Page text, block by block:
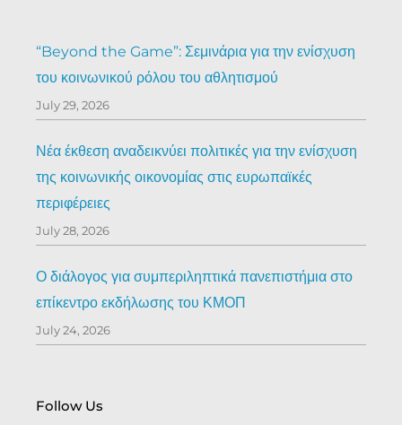
“Beyond the Game”: Σεμινάρια για την ενίσχυση
του κοινωνικού ρόλου του αθλητισμού
July 29, 2026
Νέα έκθεση αναδεικνύει πολιτικές για την ενίσχυση
της κοινωνικής οικονομίας στις ευρωπαϊκές
περιφέρειες
July 28, 2026
Ο διάλογος για συμπεριληπτικά πανεπιστήμια στο
επίκεντρο εκδήλωσης του ΚΜΟΠ
July 24, 2026
Follow Us